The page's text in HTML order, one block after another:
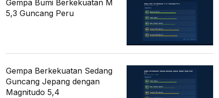
Gempa Bumi Berkekuatan M
5,3 Guncang Peru
Gempa Berkekuatan Sedang
Guncang Jepang dengan
Magnitudo 5,4